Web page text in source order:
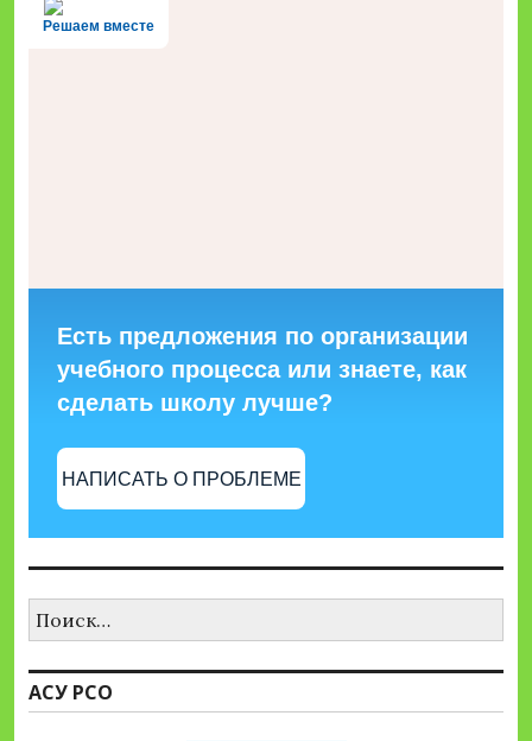
Решаем вместе
Есть предложения по организации
учебного процесса или знаете, как
сделать школу лучше?
НАПИСАТЬ О ПРОБЛЕМЕ
АСУ РСО